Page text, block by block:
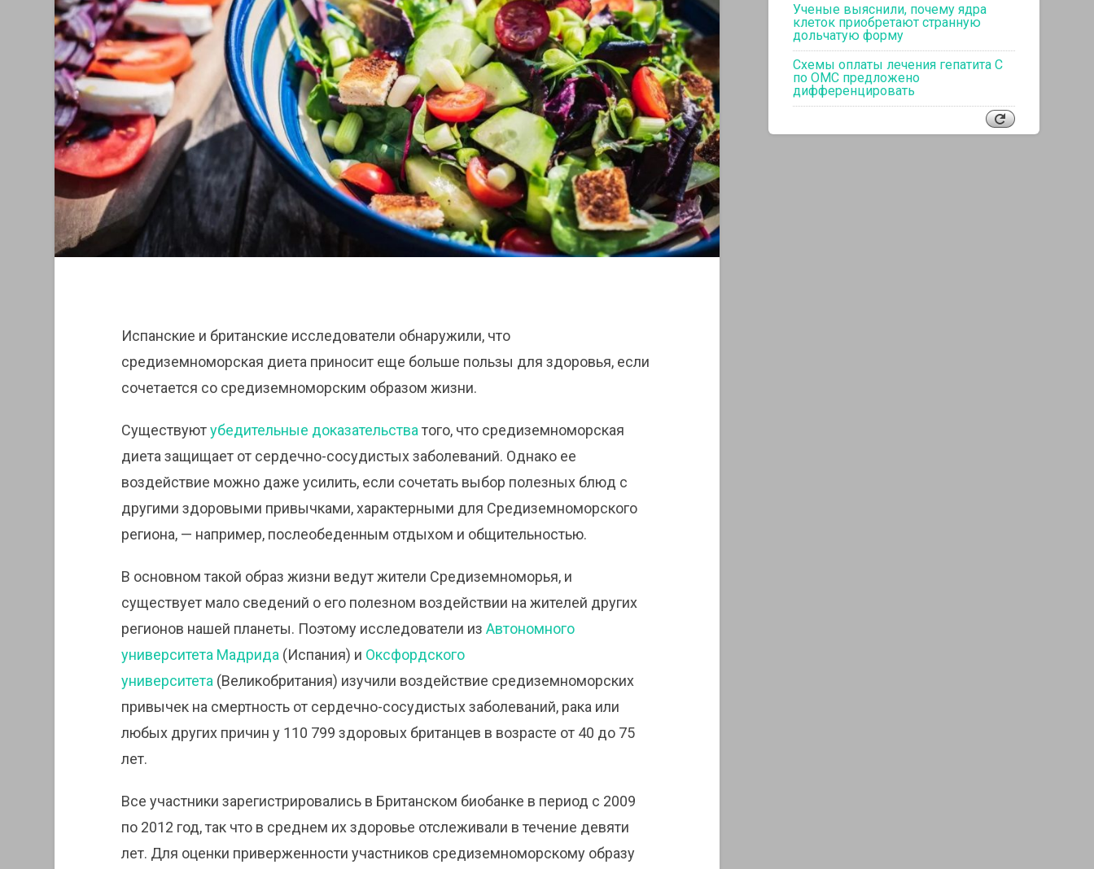
Испанские и британские исследователи обнаружили, что
средиземноморская диета приносит еще больше пользы для здоровья, если
сочетается со средиземноморским образом жизни.
Существуютубедительные доказательстватого, что средиземноморская
диета защищает от сердечно-сосудистых заболеваний. Однако ее
воздействие можно даже усилить, если сочетать выбор полезных блюд с
другими здоровыми привычками, характерными для Средиземноморского
региона, — например, послеобеденным отдыхом и общительностью.
В основном такой образ жизни ведут жители Средиземноморья, и
существует мало сведений о его полезном воздействии на жителей других
регионов нашей планеты. Поэтому исследователи из Автономного
университета Мадрида (Испания) и Оксфордского
университета (Великобритания) изучили воздействие средиземноморских
привычек на смертность от сердечно-сосудистых заболеваний, рака или
любых других причин у 110 799 здоровых британцев в возрасте от 40 до 75
лет.
Все участники зарегистрировались в Британском биобанке в период с 2009
по 2012 год, так что в среднем их здоровье отслеживали в течение девяти
лет. Для оценки приверженности участников средиземноморскому образу
Ученые выяснили, почему ядра
клеток приобретают странную
дольчатую форму
Схемы оплаты лечения гепатита С
по ОМС предложено
дифференцировать